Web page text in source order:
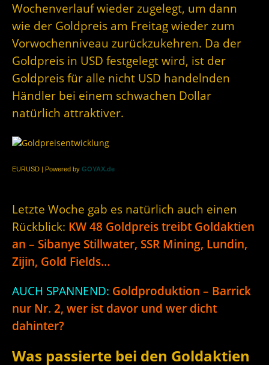
Wochenverlauf wieder zugelegt, um dann
wie der Goldpreis am Freitag wieder zum
Vorwochenniveau zurückzukehren. Da der
Goldpreis in USD festgelegt wird, ist der
Goldpreis für alle nicht USD handelnden
Händler bei einem schwachen Dollar
natürlich attraktiver.
EURUSD | Powered by GOYAX.de
Letzte Woche gab es natürlich auch einen
Rückblick: KW 48 Goldpreis treibt Goldaktien
an – Sibanye Stillwater, SSR Mining, Lundin,
Zijin, Gold Fields…
AUCH SPANNEND: Goldproduktion – Barrick
nur Nr. 2, wer ist davor und wer dicht
dahinter?
Was passierte bei den Goldaktien